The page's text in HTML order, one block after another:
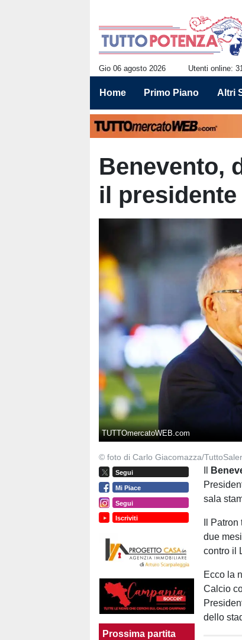
Gio 06 agosto 2026 Utenti online:
Home Primo Piano Altri
Benevento,
il
TUTTOmercatoWEB.com
© foto di Carlo Giacomazza/
Segui
Mi Piace
Segui
Iscriviti
Prossima partita
sala
Il
due
contro il
Ecco la
Calcio
dello